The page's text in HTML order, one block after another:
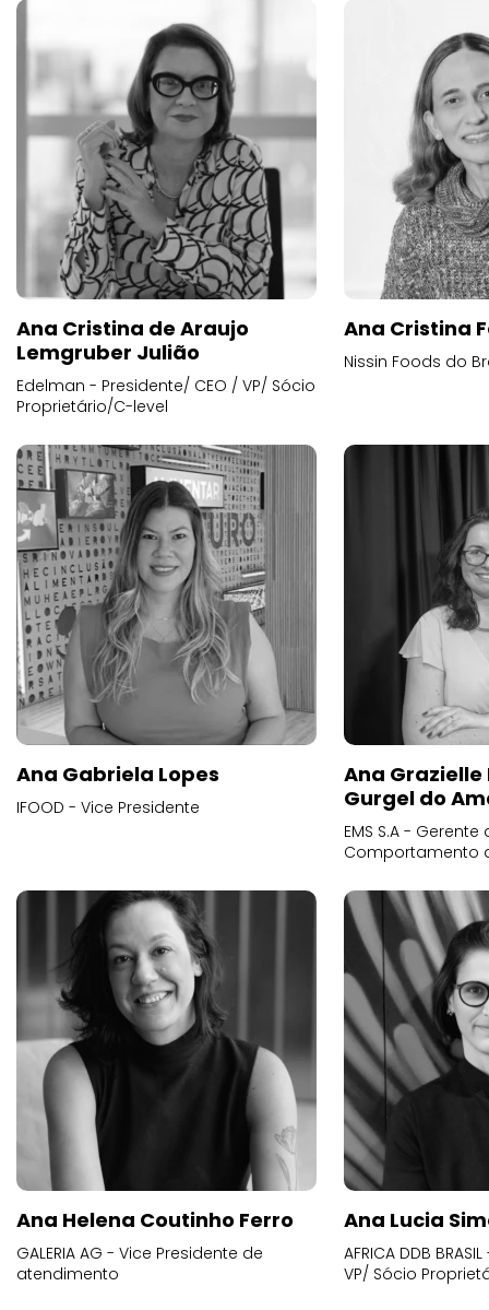
Ana Cristina de Araujo
Lemgruber Julião
Edelman - Presidente/ CEO / VP/ Sócio
Proprietário/C-level
Ana Cristina
Nissin Foods do
Ana Gabriela Lopes
IFOOD - Vice Presidente
Ana
Gurgel do
EMS S.A -
Comportamento
Ana Helena Coutinho Ferro
GALERIA AG - Vice Presidente de
atendimento
Ana Lucia
AFRICA DDB
VP/ Sócio